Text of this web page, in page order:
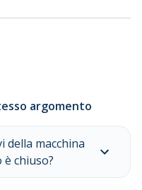
argomento
della macchina
è chiuso?